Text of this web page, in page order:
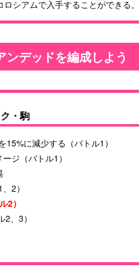
ロシアムで入手することができる。
デッドを編成しよう
・駒
に減少する（バトル1）
ジ（バトル1）
2）
2）
、3）